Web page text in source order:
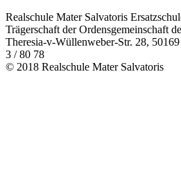
Realschule Mater Salvatoris
Trägerschaft der Ordensgemeinschaft
Theresia-v-Wüllenweber-Str. 28,
3 / 80 78
© 2018 Realschule Mater Salvatoris